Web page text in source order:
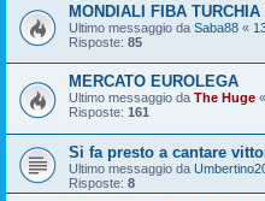
MONDIALI FIBA TURCHIA
Ultimo messaggio da Saba88 «
Risposte: 85
MERCATO EUROLEGA
Ultimo messaggio da The Huge «
Risposte: 161
Si fa presto a cantare
Ultimo messaggio da
Risposte: 8